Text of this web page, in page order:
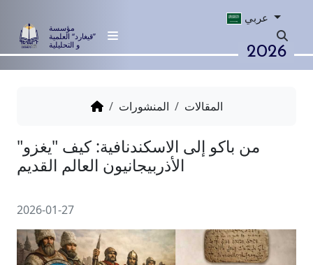
مؤسسة
”قيغارد“ العلمية
و التحليلية
عربي
2026
المنشورات المقالات
باكو إلى الاسكندنافية: كيف "يغزو"
الأذربيجانيون العالم القديم
2026-01-27